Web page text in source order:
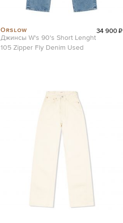
Orslow 34 900 ₽
Джинсы W's 90's Short Lenght
105 Zipper Fly Denim Used